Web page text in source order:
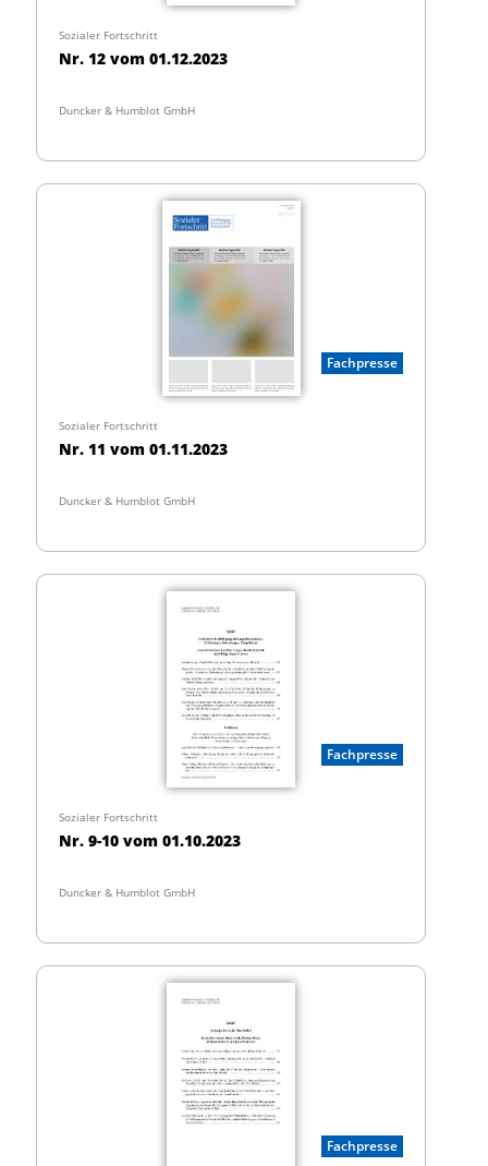
Sozialer Fortschritt
Nr. 12 vom 01.12.2023
Duncker & Humblot GmbH
Fachpresse
Sozialer Fortschritt
Nr. 11 vom 01.11.2023
Duncker & Humblot GmbH
Fachpresse
Sozialer Fortschritt
Nr. 9-10 vom 01.10.2023
Duncker & Humblot GmbH
Fachpresse